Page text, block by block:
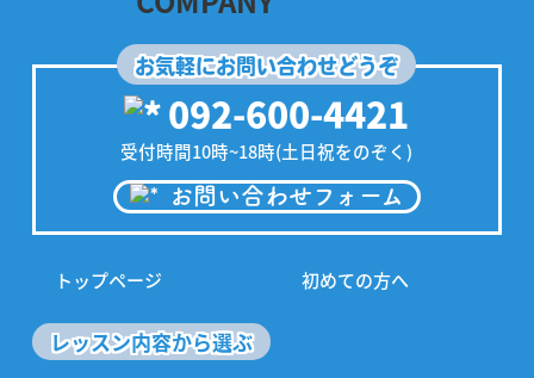
お気軽にお問い合わせどうぞ
092-600-4421
受付時間10時~18時(土日祝をのぞく)
お問い合わせフォーム
トップページ 初めての方へ
レッスン内容から選ぶ